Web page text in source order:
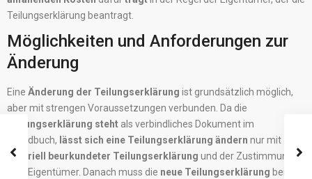
Teilungserklärung beantragt.
Möglichkeiten und Anforderungen zur
Änderung
Eine Änderung der Teilungserklärung ist grundsätzlich möglich,
aber mit strengen Voraussetzungen verbunden. Da die
Teilungserklärung steht als verbindliches Dokument im
Grundbuch, lässt sich eine Teilungserklärung ändern nur mit
notariell beurkundeter Teilungserklärung und der Zustimmung
aller Eigentümer. Danach muss die neue Teilungserklärung beim